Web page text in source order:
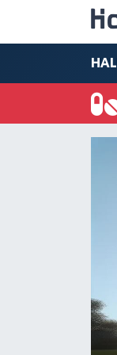
HALKA ARZ
SERMAYE
ŞİRKET